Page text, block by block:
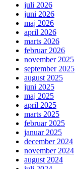
juli 2026
juni 2026
maj 2026
april 2026
marts 2026
februar 2026
november 2025
september 2025
august 2025
juni 2025
maj 2025
april 2025
marts 2025
februar 2025
januar 2025
december 2024
november 2024
august 2024